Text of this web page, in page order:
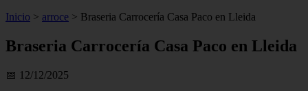
Inicio > arroce > Braseria Carrocería Casa Paco en Lleida
Braseria Carrocería Casa Paco en Lleida
📅 12/12/2025